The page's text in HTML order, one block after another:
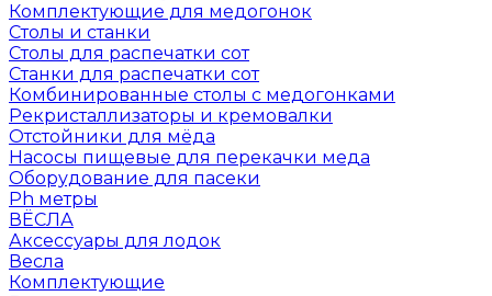
Комплектующие для медогонок
Столы и станки
Столы для распечатки сот
Станки для распечатки сот
Комбинированные столы с медогонками
Рекристаллизаторы и кремовалки
Отстойники для мёда
Насосы пищевые для перекачки меда
Оборудование для пасеки
Ph метры
ВЁСЛА
Аксессуары для лодок
Весла
Комплектующие